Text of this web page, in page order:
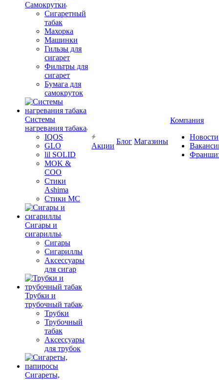
Самокрутки
Сигаретный
табак
Махорка
Машинки
Гильзы для
сигарет
Фильтры для
сигарет
Бумага для
самокруток
Системы
нагревания табака
IQOS
GLO
lil SOLID
MOK &
COO
Стики
Ashima
Стики MC
Сигары и
сигариллы
Сигары
Сигариллы
Аксессуары
для сигар
Трубки и
трубочный табак
Трубки
Трубочный
табак
Аксессуары
для трубок
Сигареты,
Акции
Блог Магазины
Компания
Новости